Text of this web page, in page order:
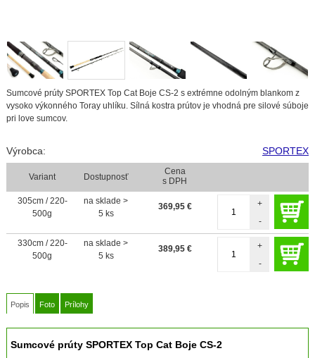
Sumcové prúty SPORTEX Top Cat Boje CS-2 s extrémne odolným blankom z
vysoko výkonného Toray uhlíku. Sílná kostra prútov je vhodná pre silové súboje
pri love sumcov.
Výrobca: SPORTEX
Variant Dostupnosť
Cena
s DPH
305cm / 220-
500g
na sklade >
5 ks
369,95 €
-
+
330cm / 220-
500g
na sklade >
5 ks
389,95 €
-
+
Popis Foto Prílohy
Sumcové prúty SPORTEX Top Cat Boje CS-2